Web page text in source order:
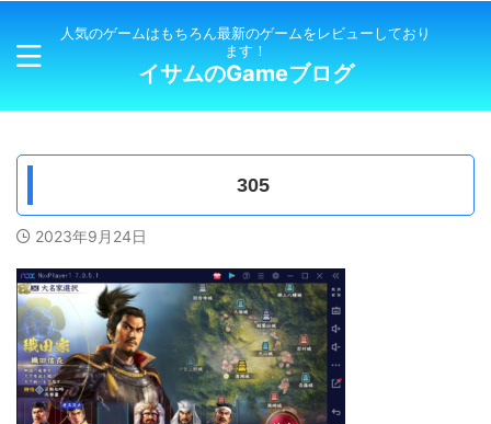
人気のゲームはもちろん最新のゲームをレビューしており
ます！
イサムのGameブログ
305
2023年9月24日